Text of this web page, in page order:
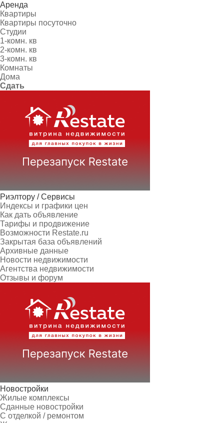
Аренда
Квартиры
Квартиры посуточно
Студии
1-комн. кв
2-комн. кв
3-комн. кв
Комнаты
Дома
Сдать
Риэлтору / Сервисы
Индексы и графики цен
Как дать объявление
Тарифы и продвижение
Возможности Restate.ru
Закрытая база объявлений
Архивные данные
Новости недвижимости
Агентства недвижимости
Отзывы и форум
Новостройки
Жилые комплексы
Сданные новостройки
С отделкой / ремонтом